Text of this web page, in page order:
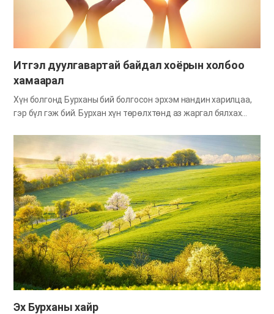
сүйрлийг л хүлээх юм. Өнөө үед дэлхий дахин сүнсээр
цанган зүдэрч байна. Харин одоо Иерусалим Эхийг хүлээн
Итгэл дуулгавартай байдал хоёрын холбоо
хамаарал
Хүн болгонд Бурханы бий болгосон эрхэм нандин харилцаа,
гэр бүл гэж бий. Бурхан хүн төрөлхтөнд аз жаргал бялхах
хайрын нийгэмлэг соёрхсон. Сүнслэг талаас авч үзвэл бид
бүгд сүнсээр нэг ам бүл. Бидэнд сүнсний Эцэг ч бий, сүнсний
Эх ч бий, сүнсний ах эгч дүү нар ч бий. Библид “Чи Бурхан
Эзэнээ бүх зүрх, бүх сэтгэл, бүх оюун ухаанаараа хайрла”
гэсэн тушаалыг агуу нь гээд, мөн анхны тушаал гэснээ “Эцэг
эхээ хүндэл” гэсэн тушаалыг амлалтаар өгөх анхны тушаал
гэж айлдсан байдаг (Мат 22:37-38, Ефе 6:2). Библийн
сургаалын дагуу бид махан биеийн аав ээжийгээ төдийгүй
сүнсний Эцэг Эхээ дээдлэн хүндэлж, үйлчлэх ёстой. Хүний
аав ээж хүүхдүүдээсээ юуг хамгийн их хүсдэг вэ? Хүүхдүүд
нь аав…
Эх Бурханы хайр